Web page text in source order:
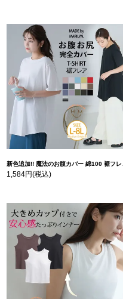
新色追加!! 魔法のお腹カバー 綿100 裾フレア Tシャツ | 大きいサイズの通販ならハッピーマリリン
1,584円(税込)